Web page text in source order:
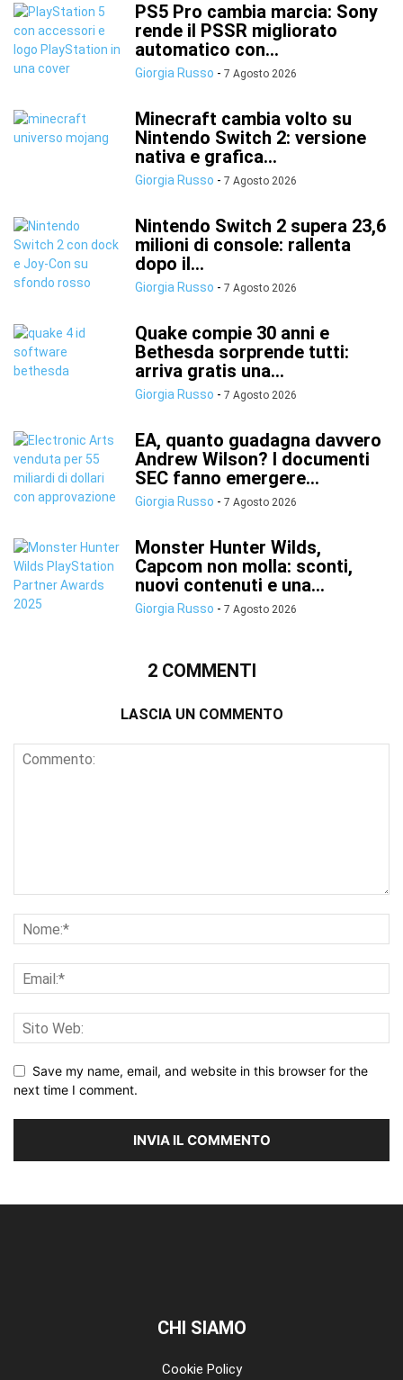
PS5 Pro cambia marcia: Sony
rende il PSSR migliorato
automatico con...
Giorgia Russo - 7 Agosto 2026
Minecraft cambia volto su
Nintendo Switch 2: versione
nativa e grafica...
Giorgia Russo - 7 Agosto 2026
Nintendo Switch 2 supera 23,6
milioni di console: rallenta
dopo il...
Giorgia Russo - 7 Agosto 2026
Quake compie 30 anni e
Bethesda sorprende tutti:
arriva gratis una...
Giorgia Russo - 7 Agosto 2026
EA, quanto guadagna davvero
Andrew Wilson? I documenti
SEC fanno emergere...
Giorgia Russo - 7 Agosto 2026
Monster Hunter Wilds,
Capcom non molla: sconti,
nuovi contenuti e una...
Giorgia Russo - 7 Agosto 2026
2 COMMENTI
LASCIA UN COMMENTO
Save my name, email, and website in this browser for the
next time I comment.
CHI SIAMO
Cookie Policy